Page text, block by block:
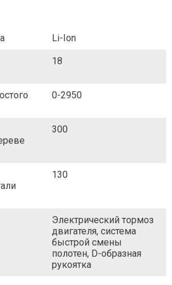
Li-Ion
18
0-2950
300
130
Электрический тормоз
двигателя, система
быстрой смены
полотен, D-образная
рукоятка